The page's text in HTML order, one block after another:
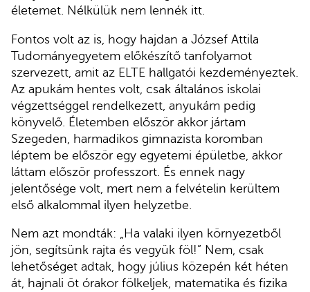
életemet. Nélkülük nem lennék itt.
Fontos volt az is, hogy hajdan a József Attila
Tudományegyetem előkészítő tanfolyamot
szervezett, amit az ELTE hallgatói kezdeményeztek.
Az apukám hentes volt, csak általános iskolai
végzettséggel rendelkezett, anyukám pedig
könyvelő. Életemben először akkor jártam
Szegeden, harmadikos gimnazista koromban
léptem be először egy egyetemi épületbe, akkor
láttam először professzort. És ennek nagy
jelentősége volt, mert nem a felvételin kerültem
első alkalommal ilyen helyzetbe.
Nem azt mondták: „Ha valaki ilyen környezetből
jön, segítsünk rajta és vegyük föl!” Nem, csak
lehetőséget adtak, hogy július közepén két héten
át, hajnali öt órakor fölkeljek, matematika és fizika